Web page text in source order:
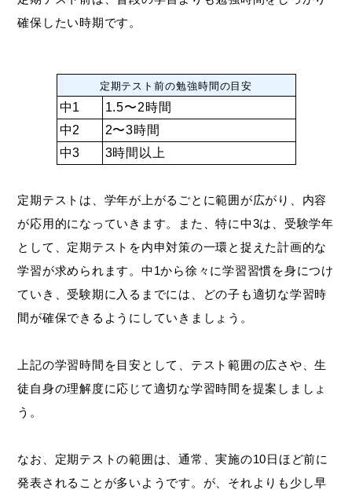
確保したい時期です。
定期テスト前の勉強時間の目安
中1
1.5〜2時間
中2
2〜3時間
中3
3時間以上
定期テストは、学年が上がるごとに範囲が広がり、内容
が応用的になっていきます。また、特に中3は、受験学年
として、定期テストを内申対策の一環と捉えた計画的な
学習が求められます。中1から徐々に学習習慣を身につけ
ていき、受験期に入るまでには、どの子も適切な学習時
間が確保できるようにしていきましょう。
上記の学習時間を目安として、テスト範囲の広さや、生
徒自身の理解度に応じて適切な学習時間を提案しましょ
う。
なお、定期テストの範囲は、通常、実施の10日ほど前に
発表されることが多いようです。が、それよりも少し早